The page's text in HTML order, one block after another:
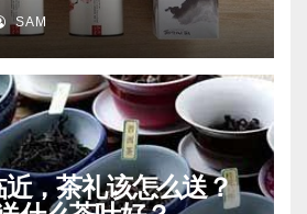
SAM
，茶礼该怎么送？